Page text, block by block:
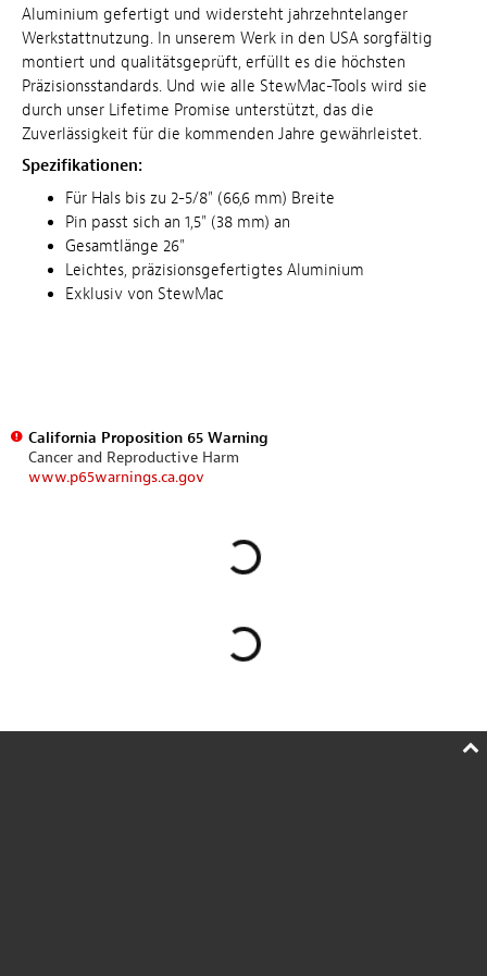
Aluminium gefertigt und widersteht jahrzehntelanger
Werkstattnutzung. In unserem Werk in den USA sorgfältig
montiert und qualitätsgeprüft, erfüllt es die höchsten
Präzisionsstandards. Und wie alle StewMac-Tools wird sie
durch unser Lifetime Promise unterstützt, das die
Zuverlässigkeit für die kommenden Jahre gewährleistet.
Spezifikationen:
Für Hals bis zu 2-5/8" (66,6 mm) Breite
Pin passt sich an 1,5" (38 mm) an
Gesamtlänge 26"
Leichtes, präzisionsgefertigtes Aluminium
Exklusiv von StewMac
California Proposition 65 Warning
Cancer and Reproductive Harm
www.p65warnings.ca.gov